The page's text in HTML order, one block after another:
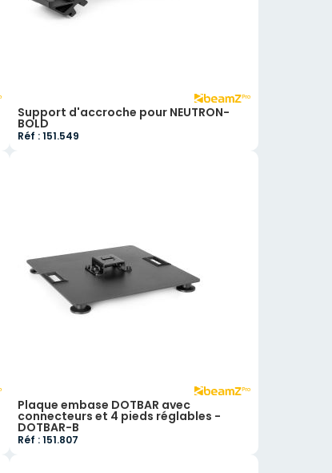
Support d'accroche pour NEUTRON-
BOLD
Réf : 151.549
Plaque embase DOTBAR avec
connecteurs et 4 pieds réglables -
DOTBAR-B
Réf : 151.807